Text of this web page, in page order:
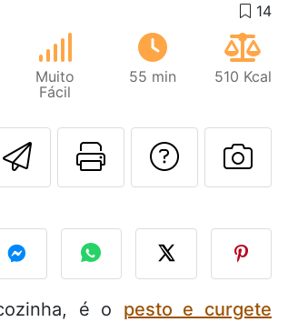
Muito
Fácil
55 min 510 Kcal
Enviar esta receita
Imprima esta
Falar
Fez
é o pesto e curgete